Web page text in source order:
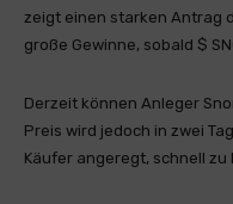
zeigt einen starken Antrag
große Gewinne, sobald $
Derzeit können Anleger
Preis wird jedoch in zwei
Käufer angeregt, schnell zu